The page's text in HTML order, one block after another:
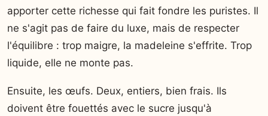
apporter cette richesse qui fait fondre les puristes. Il
ne s'agit pas de faire du luxe, mais de respecter
l'équilibre : trop maigre, la madeleine s'effrite. Trop
liquide, elle ne monte pas.
Ensuite, les œufs. Deux, entiers, bien frais. Ils
doivent être fouettés avec le sucre jusqu'à